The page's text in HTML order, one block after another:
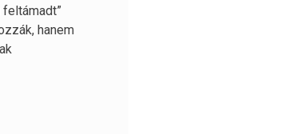
feltámadt”
hanem